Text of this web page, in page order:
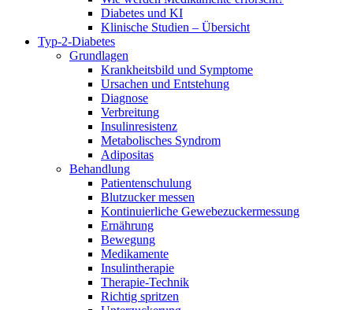
Diabetes und KI
Klinische Studien – Übersicht
Typ-2-Diabetes
Grundlagen
Krankheitsbild und Symptome
Ursachen und Entstehung
Diagnose
Verbreitung
Insulinresistenz
Metabolisches Syndrom
Adipositas
Behandlung
Patientenschulung
Blutzucker messen
Kontinuierliche Gewebezuckermessung
Ernährung
Bewegung
Medikamente
Insulintherapie
Therapie-Technik
Richtig spritzen